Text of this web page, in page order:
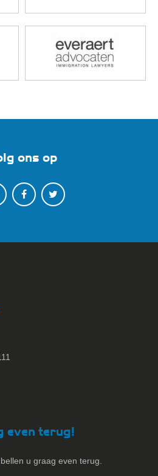
ons op
even terug!
u graag even terug.